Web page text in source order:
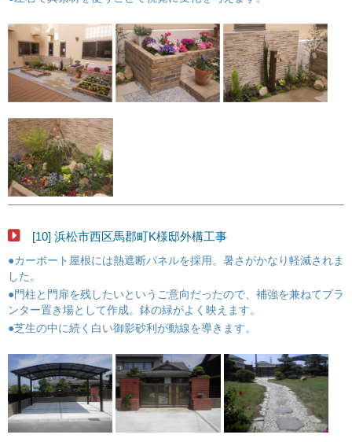
[10] 浜松市西区馬郡町K様邸外構工事
●カーポート屋根には熱遮断パネルを採用。暑さがかなり軽減されま
した。
●門柱と門扉を残したいというご意向だったので、補強を兼ねてプラ
ンター置き場として作成。鉢の緑がよく映えます。
●芝生の中に続く白い御影砂利が動線を導きます。